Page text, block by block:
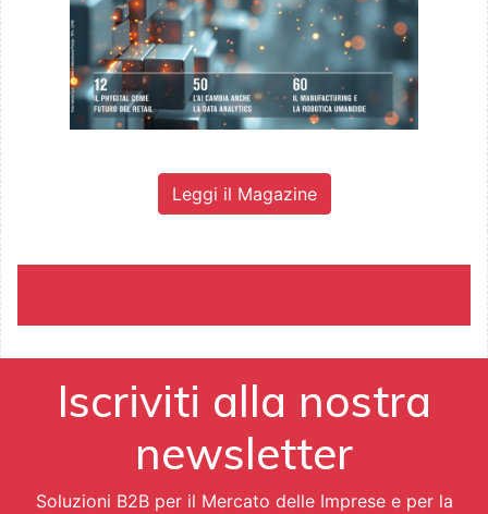
Leggi il Magazine
Iscriviti alla nostra
newsletter
Soluzioni B2B per il Mercato delle Imprese e per la